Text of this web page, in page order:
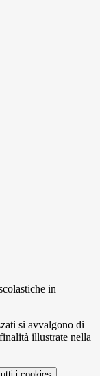
in
si avvalgono di
illustrate nella